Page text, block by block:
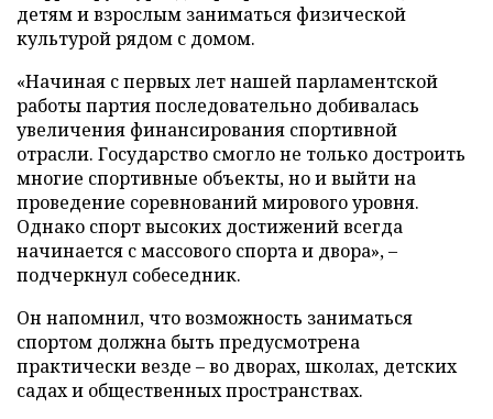
детям и взрослым заниматься физической
культурой рядом с домом.
«Начиная с первых лет нашей парламентской
работы партия последовательно добивалась
увеличения финансирования спортивной
отрасли. Государство смогло не только достроить
многие спортивные объекты, но и выйти на
проведение соревнований мирового уровня.
Однако спорт высоких достижений всегда
начинается с массового спорта и двора», –
подчеркнул собеседник.
Он напомнил, что возможность заниматься
спортом должна быть предусмотрена
практически везде – во дворах, школах, детских
садах и общественных пространствах.